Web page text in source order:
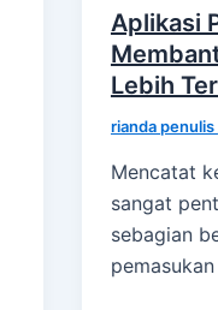
Aplikasi
Lebih
rianda penulis
Mencatat
sangat
sebagian
pemasukan